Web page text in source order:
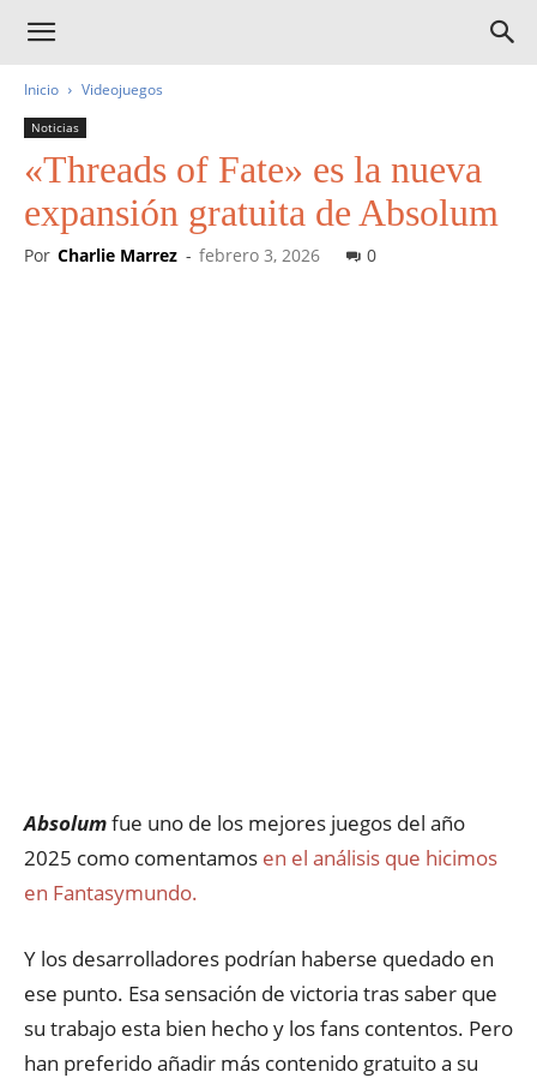
Inicio Videojuegos
Noticias
«Threads of Fate» es la nueva
expansión gratuita de Absolum
Por Charlie Marrez - febrero 3, 2026 0
Absolumfue uno de los mejores juegos del año
2025 como comentamos en el análisis que hicimos
en Fantasymundo.
Y los desarrolladores podrían haberse quedado en
ese punto. Esa sensación de victoria tras saber que
su trabajo esta bien hecho y los fans contentos. Pero
han preferido añadir más contenido gratuito a su